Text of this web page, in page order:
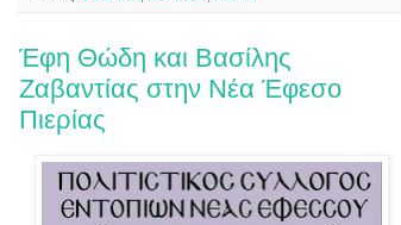
Έφη Θώδη και Βασίλης
Ζαβαντίας στην Νέα Έφεσο
Πιερίας